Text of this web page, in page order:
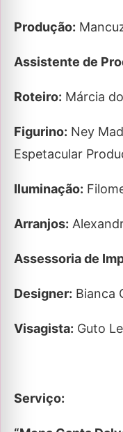
Produção:
Assistente de
Roteiro: Márcia
Figurino: Ney
Espetacular
Iluminação:
Arranjos:
Assessoria de
Designer: Bianca
Visagista: Guto
Serviço: